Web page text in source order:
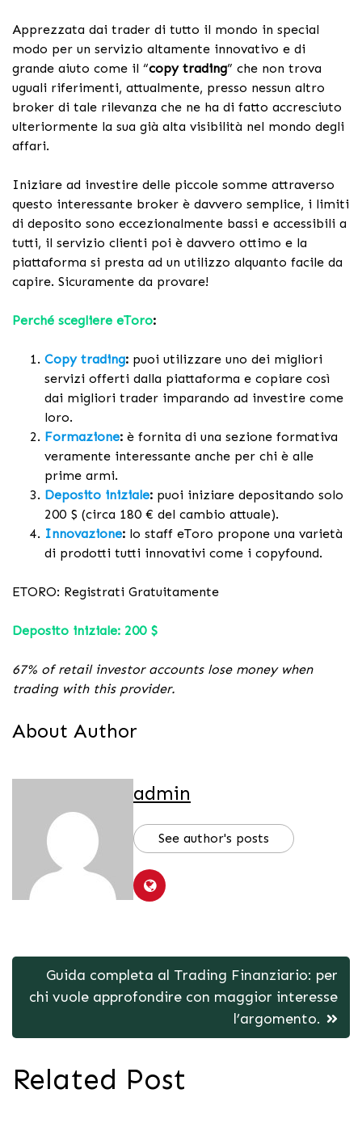
Apprezzata dai trader di tutto il mondo in special
modo per un servizio altamente innovativo e di
grande aiuto come il “copy trading” che non trova
uguali riferimenti, attualmente, presso nessun altro
broker di tale rilevanza che ne ha di fatto accresciuto
ulteriormente la sua già alta visibilità nel mondo degli
affari.
Iniziare ad investire delle piccole somme attraverso
questo interessante broker è davvero semplice, i limiti
di deposito sono eccezionalmente bassi e accessibili a
tutti, il servizio clienti poi è davvero ottimo e la
piattaforma si presta ad un utilizzo alquanto facile da
capire. Sicuramente da provare!
Perché scegliere eToro:
Copy trading: puoi utilizzare uno dei migliori
servizi offerti dalla piattaforma e copiare così
dai migliori trader imparando ad investire come
loro.
Formazione: è fornita di una sezione formativa
veramente interessante anche per chi è alle
prime armi.
Deposito iniziale: puoi iniziare depositando solo
200 $ (circa 180 € del cambio attuale).
Innovazione: lo staff eToro propone una varietà
di prodotti tutti innovativi come i copyfound.
ETORO: Registrati Gratuitamente
Deposito iniziale: 200 $
67% of retail investor accounts lose money when
trading with this provider.
About Author
admin
See author's posts
Post
navigation
Guida completa al Trading Finanziario: per
chi vuole approfondire con maggior interesse
l’argomento.
Related Post